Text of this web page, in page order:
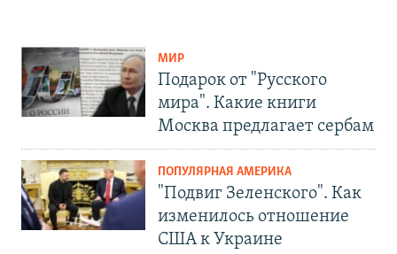
МИР
Подарок от "Русского
мира". Какие книги
Москва предлагает сербам
ПОПУЛЯРНАЯ АМЕРИКА
"Подвиг Зеленского". Как
изменилось отношение
США к Украине